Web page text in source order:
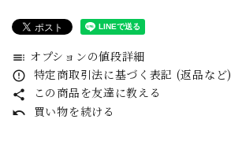
toc オプションの値段詳細
error_outline 特定商取引法に基づく表記 (返品など)
share この商品を友達に教える
undo 買い物を続ける